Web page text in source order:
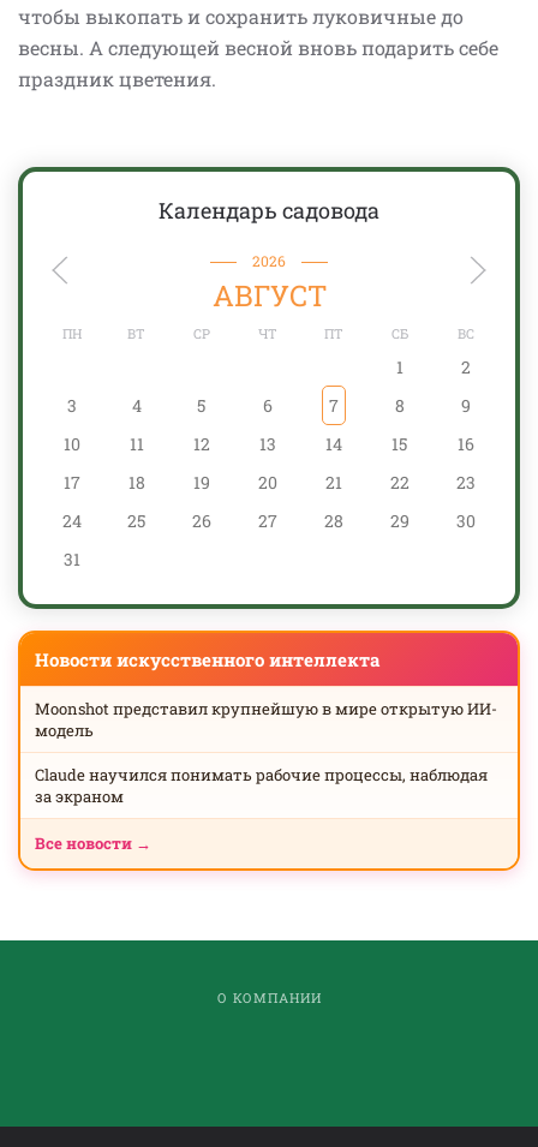
чтобы выкопать и сохранить луковичные до
весны. А следующей весной вновь подарить себе
праздник цветения.
Календарь садовода
2026
АВГУСТ
ПН ВТ СР ЧТ ПТ СБ ВС
1
2
3
4 5 6 7 8
9
10
11 12 13 14 15
16
17
18 19 20 21 22
23
24
25 26 27 28 29
30
31
Новости искусственного интеллекта
Moonshot представил крупнейшую в мире открытую ИИ-
модель
Claude научился понимать рабочие процессы, наблюдая
за экраном
Все новости →
О КОМПАНИИ